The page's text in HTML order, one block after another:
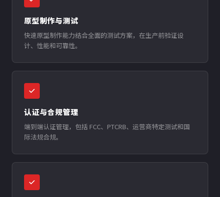
原型制作与测试
快速原型制作能力结合全面的测试方案，在生产前验证设
计、性能和可靠性。
认证与合规管理
端到端认证管理，包括 FCC、PTCRB、运营商特定测试和国
际法规合规。